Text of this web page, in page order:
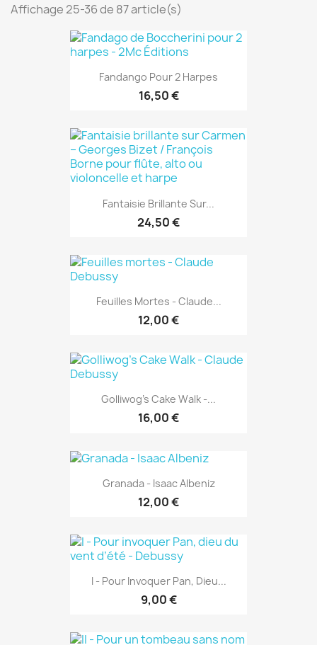
Affichage 25-36 de 87 article(s)
Fandango Pour 2 Harpes
16,50 €
Fantaisie Brillante Sur...
24,50 €
Feuilles Mortes - Claude...
12,00 €
Golliwog’s Cake Walk -...
16,00 €
Granada - Isaac Albeniz
12,00 €
I - Pour Invoquer Pan, Dieu...
9,00 €